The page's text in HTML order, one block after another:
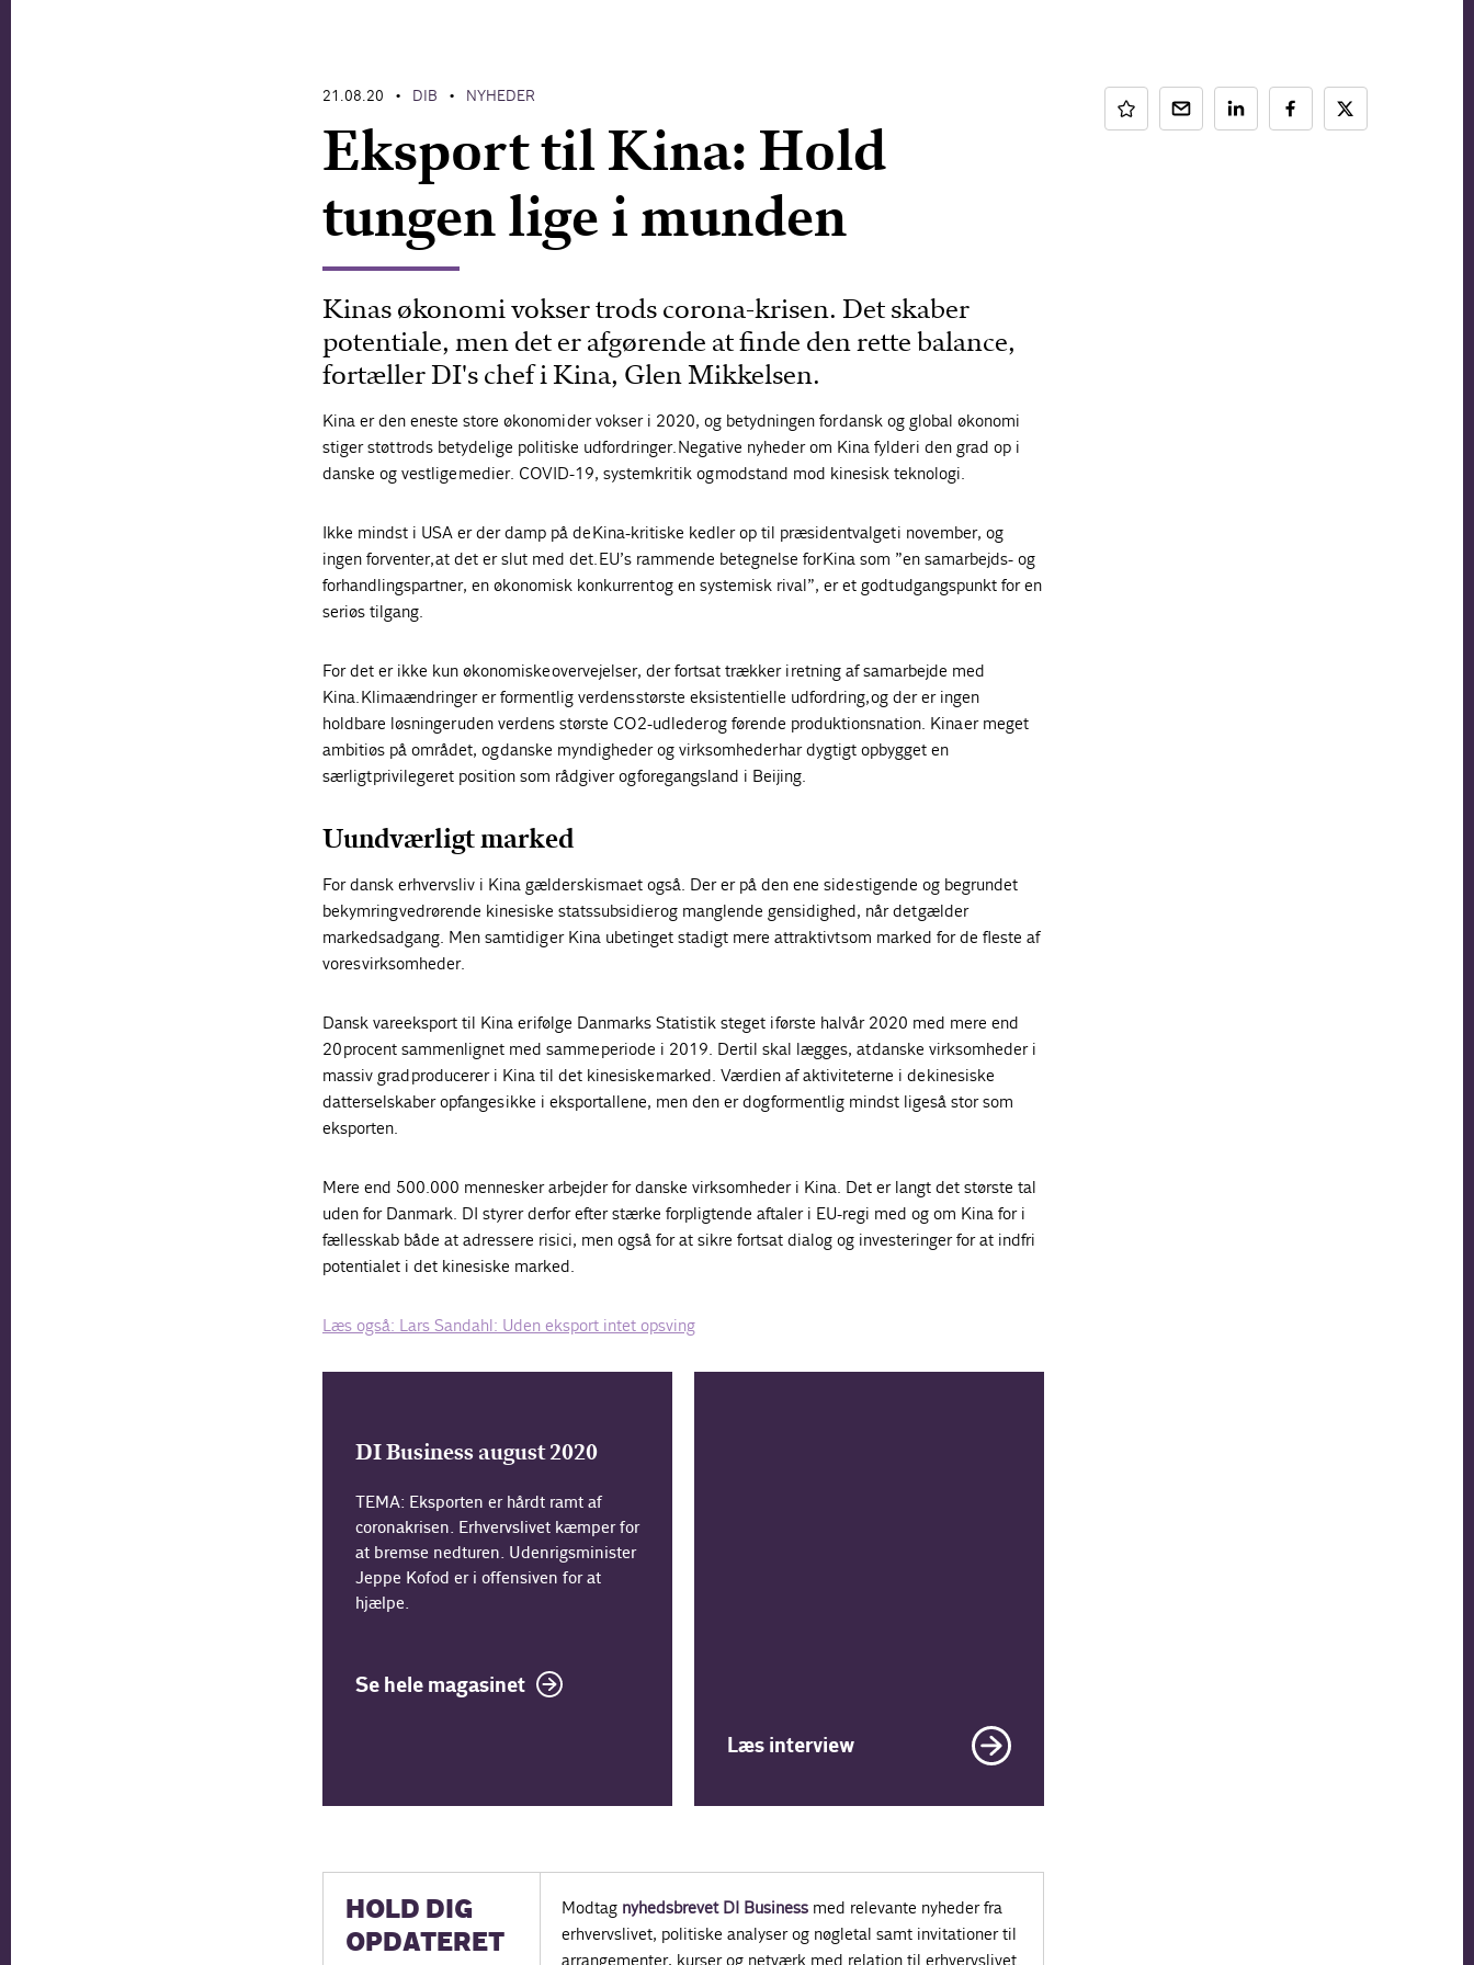
21.08.20 • DIB • NYHEDER
Eksport til Kina: Hold
tungen lige i munden
Kinas økonomi vokser trods corona-krisen. Det skaber
potentiale, men det er afgørende at finde den rette balance,
fortæller DI's chef i Kina, Glen Mikkelsen.
Kina er den eneste store økonomi der vokser i 2020, og betydningen for dansk og global økonomi
stiger støt trods betydelige politiske udfordringer. Negative nyheder om Kina fylder i den grad op i
danske og vestlige medier. COVID-19, systemkritik og modstand mod kinesisk teknologi.
Ikke mindst i USA er der damp på de Kina-kritiske kedler op til præsidentvalget i november, og
ingen forventer, at det er slut med det. EU’s rammende betegnelse for Kina som ”en samarbejds- og
forhandlingspartner, en økonomisk konkurrent og en systemisk rival”, er et godt udgangspunkt for en
seriøs tilgang.
For det er ikke kun økonomiske overvejelser, der fortsat trækker i retning af samarbejde med
Kina. Klimaændringer er formentlig verdens største eksistentielle udfordring, og der er ingen
holdbare løsninger uden verdens største CO2-udleder og førende produktionsnation. Kina er meget
ambitiøs på området, og danske myndigheder og virksomheder har dygtigt opbygget en
særligt privilegeret position som rådgiver og foregangsland i Beijing.
Uundværligt marked
For dansk erhvervsliv i Kina gælder skismaet også. Der er på den ene side stigende og begrundet
bekymring vedrørende kinesiske statssubsidier og manglende gensidighed, når det gælder
markedsadgang. Men samtidig er Kina ubetinget stadigt mere attraktivt som marked for de fleste af
vores virksomheder.
Dansk vareeksport til Kina er ifølge Danmarks Statistik steget i første halvår 2020 med mere end
20 procent sammenlignet med samme periode i 2019. Dertil skal lægges, at danske virksomheder i
massiv grad producerer i Kina til det kinesiske marked. Værdien af aktiviteterne i de kinesiske
datterselskaber opfanges ikke i eksportallene, men den er dog formentlig mindst ligeså stor som
eksporten.
Mere end 500.000 mennesker arbejder for danske virksomheder i Kina. Det er langt det største tal
uden for Danmark. DI styrer derfor efter stærke forpligtende aftaler i EU-regi med og om Kina for i
fællesskab både at adressere risici, men også for at sikre fortsat dialog og investeringer for at indfri
potentialet i det kinesiske marked.
Læs også: Lars Sandahl: Uden eksport intet opsving
DI Business august 2020
TEMA: Eksporten er hårdt ramt af
coronakrisen. Erhvervslivet kæmper for
at bremse nedturen. Udenrigsminister
Jeppe Kofod er i offensiven for at
hjælpe.
Se hele magasinet
Læs interview
HOLD DIG
OPDATERET
Modtag nyhedsbrevet DI Businessmed relevante nyheder fra
erhvervslivet, politiske analyser og nøgletal samt invitationer til
arrangementer, kurser og netværk med relation til erhvervslivet.